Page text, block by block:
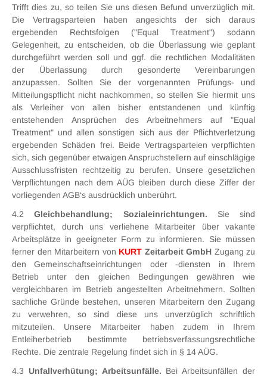
Trifft dies zu, so teilen Sie uns diesen Befund unverzüglich mit.
Die Vertragsparteien haben angesichts der sich daraus
ergebenden Rechtsfolgen ("Equal Treatment") sodann
Gelegenheit, zu entscheiden, ob die Überlassung wie geplant
durchgeführt werden soll und ggf. die rechtlichen Modalitäten
der Überlassung durch gesonderte Vereinbarungen
anzupassen. Sollten Sie der vorgenannten Prüfungs- und
Mitteilungspflicht nicht nachkommen, so stellen Sie hiermit uns
als Verleiher von allen bisher entstandenen und künftig
entstehenden Ansprüchen des Arbeitnehmers auf "Equal
Treatment" und allen sonstigen sich aus der Pflichtverletzung
ergebenden Schäden frei. Beide Vertragsparteien verpflichten
sich, sich gegenüber etwaigen Anspruchstellern auf einschlägige
Ausschlussfristen rechtzeitig zu berufen. Unsere gesetzlichen
Verpflichtungen nach dem AÜG bleiben durch diese Ziffer der
vorliegenden AGB‘s ausdrücklich unberührt.
4.2Gleichbehandlung; Sozialeinrichtungen. Sie sind
verpflichtet, durch uns verliehene Mitarbeiter über vakante
Arbeitsplätze in geeigneter Form zu informieren. Sie müssen
ferner den Mitarbeitern von KURT Zeitarbeit GmbH Zugang zu
den Gemeinschaftseinrichtungen oder -diensten in Ihrem
Betrieb unter den gleichen Bedingungen gewähren wie
vergleichbaren im Betrieb angestellten Arbeitnehmern. Sollten
sachliche Gründe bestehen, unseren Mitarbeitern den Zugang
zu verwehren, so sind diese uns unverzüglich schriftlich
mitzuteilen. Unsere Mitarbeiter haben zudem in Ihrem
Entleiherbetrieb bestimmte betriebsverfassungsrechtliche
Rechte. Die zentrale Regelung findet sich in § 14 AÜG.
4.3 Unfallverhütung; Arbeitsunfälle. Bei Arbeitsunfällen der